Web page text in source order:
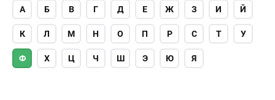
А Б В Г Д Е Ж З И Й
К Л М Н О П Р С Т У
Ф Х Ц Ч Ш Э Ю Я